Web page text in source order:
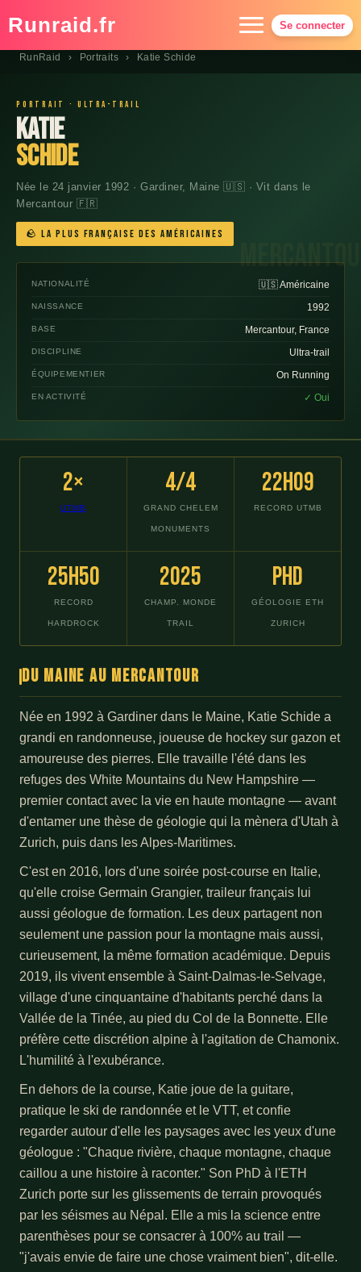
Runraid.fr
Grandes courses
Contact
Se connecter
RunRaid › Portraits › Katie Schide
Portrait · Ultra-trail
Katie
Schide
Née le 24 janvier 1992 · Gardiner, Maine 🇺🇸 · Vit dans le
Mercantour 🇫🇷
🪨 La plus Française des Américaines
NATIONALITÉ 🇺🇸 Américaine
NAISSANCE 1992
BASE Mercantour, France
DISCIPLINE Ultra-trail
ÉQUIPEMENTIER On Running
EN ACTIVITÉ ✓ Oui
2×
UTMB
4/4
GRAND CHELEM
MONUMENTS
22h09
RECORD UTMB
25h50
RECORD
HARDROCK
2025
CHAMP. MONDE
TRAIL
PhD
GÉOLOGIE ETH
ZURICH
Du Maine au Mercantour
Née en 1992 à Gardiner dans le Maine, Katie Schide a
grandi en randonneuse, joueuse de hockey sur gazon et
amoureuse des pierres. Elle travaille l'été dans les
refuges des White Mountains du New Hampshire —
premier contact avec la vie en haute montagne — avant
d'entamer une thèse de géologie qui la mènera d'Utah à
Zurich, puis dans les Alpes-Maritimes.
C'est en 2016, lors d'une soirée post-course en Italie,
qu'elle croise Germain Grangier, traileur français lui
aussi géologue de formation. Les deux partagent non
seulement une passion pour la montagne mais aussi,
curieusement, la même formation académique. Depuis
2019, ils vivent ensemble à Saint-Dalmas-le-Selvage,
village d'une cinquantaine d'habitants perché dans la
Vallée de la Tinée, au pied du Col de la Bonnette. Elle
préfère cette discrétion alpine à l'agitation de Chamonix.
L'humilité à l'exubérance.
En dehors de la course, Katie joue de la guitare,
pratique le ski de randonnée et le VTT, et confie
regarder autour d'elle les paysages avec les yeux d'une
géologue : "Chaque rivière, chaque montagne, chaque
caillou a une histoire à raconter." Son PhD à l'ETH
Zurich porte sur les glissements de terrain provoqués
par les séismes au Népal. Elle a mis la science entre
parenthèses pour se consacrer à 100% au trail —
"j'avais envie de faire une chose vraiment bien", dit-elle.